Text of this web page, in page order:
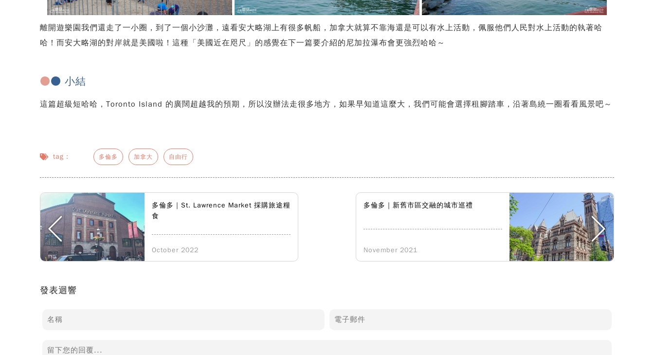
離開遊樂園我們還走了一小圈，到了一個小沙灘，遠看安大略湖上有很多帆船，加拿大就算不靠海還是可以有水上活動，佩服他們人民對水上活動的執著哈
哈！而安大略湖的對岸就是美國啦！這種「美國近在咫尺」的感覺在下一篇要介紹的尼加拉瀑布會更強烈哈哈～
●● 小結
這篇超級短哈哈，Toronto Island 的廣闊超越我的預期，所以沒辦法走很多地方，如果早知道這麼大，我們可能會選擇租腳踏車，沿著島繞一圈看看風景吧～
tag： 多倫多 加拿大 自由行
多倫多｜St. Lawrence Market 採購旅途糧
食
October 2022
多倫多｜新舊市區交融的城市巡禮
November 2021
發表迴響